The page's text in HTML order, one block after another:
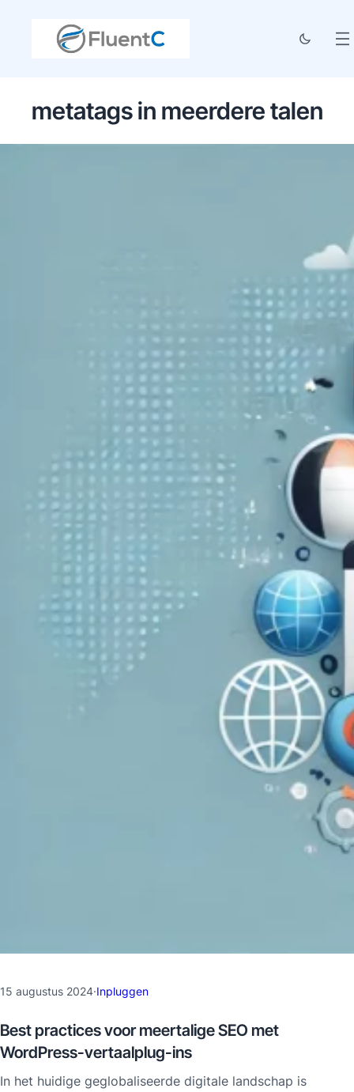
metatags in meerdere talen
15 augustus 2024·Inpluggen
Best practices voor meertalige SEO met
WordPress-vertaalplug-ins
In het huidige geglobaliseerde digitale landschap is